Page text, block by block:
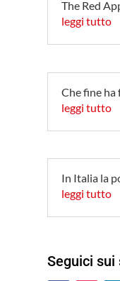
The Red
leggi tutto
Che fine ha
leggi tutto
In Italia la
leggi tutto
Seguici sui